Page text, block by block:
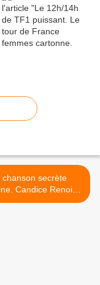
chanson secrète
Candice Renoir
Le cirque devant